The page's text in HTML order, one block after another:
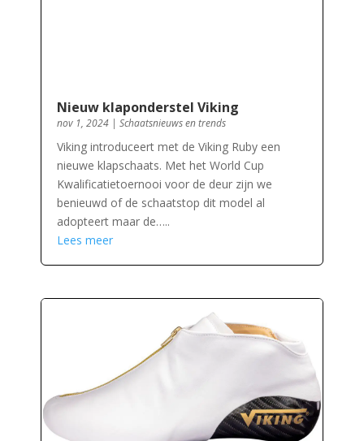
Nieuw klaponderstel Viking
nov 1, 2024| Schaatsnieuws en trends
Viking introduceert met de Viking Ruby een
nieuwe klapschaats. Met het World Cup
Kwalificatietoernooi voor de deur zijn we
benieuwd of de schaatstop dit model al
adopteert maar de…..
Lees meer